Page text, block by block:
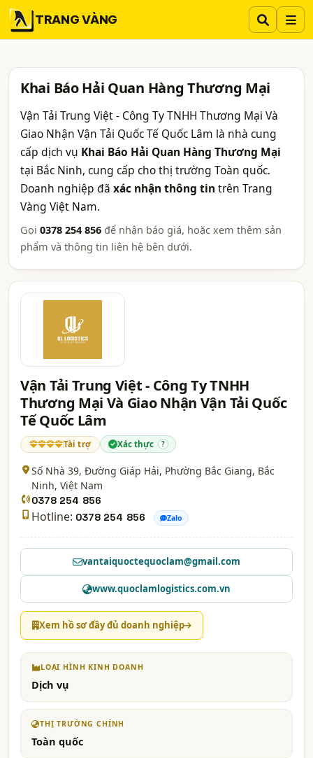
TRANG VÀNG
Khai Báo Hải Quan Hàng Thương Mại
Vận Tải Trung Việt - Công Ty TNHH Thương Mại Và
Giao Nhận Vận Tải Quốc Tế Quốc Lâm là nhà cung
cấp dịch vụ Khai Báo Hải Quan Hàng Thương Mại
tại Bắc Ninh, cung cấp cho thị trường Toàn quốc.
Doanh nghiệp đã xác nhận thông tin trên Trang
Vàng Việt Nam.
Gọi 0378 254 856 để nhận báo giá, hoặc xem thêm sản
phẩm và thông tin liên hệ bên dưới.
Vận Tải Trung Việt - Công Ty TNHH
Thương Mại Và Giao Nhận Vận Tải Quốc
Tế Quốc Lâm
Tài trợ Xác thực ?
Số Nhà 39, Đường Giáp Hải, Phường Bắc Giang, Bắc
Ninh, Việt Nam
0378 254 856
Hotline: 0378 254 856 Zalo
vantaiquoctequoclam@gmail.com
www.quoclamlogistics.com.vn
Xem hồ sơ đầy đủ doanh nghiệp
LOẠI HÌNH KINH DOANH
Dịch vụ
THỊ TRƯỜNG CHÍNH
Toàn quốc